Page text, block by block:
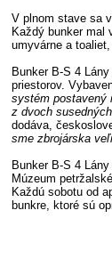
V plnom stave sa
Každý bunker mal
umyvárne a
Bunker B-S 4
priestorov.
systém postavený
z dvoch
dodáva,
sme zbrojárska
Bunker B-S 4
Múzeum
Každú sobotu od
bunkre, ktoré sú